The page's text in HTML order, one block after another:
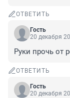
ОТВЕТИТЬ
Гость
20 декабря
Руки прочь от
ОТВЕТИТЬ
Гость
20 декабря